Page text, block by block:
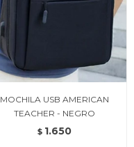
MOCHILA USB AMERICAN
TEACHER - NEGRO
$ 1.650